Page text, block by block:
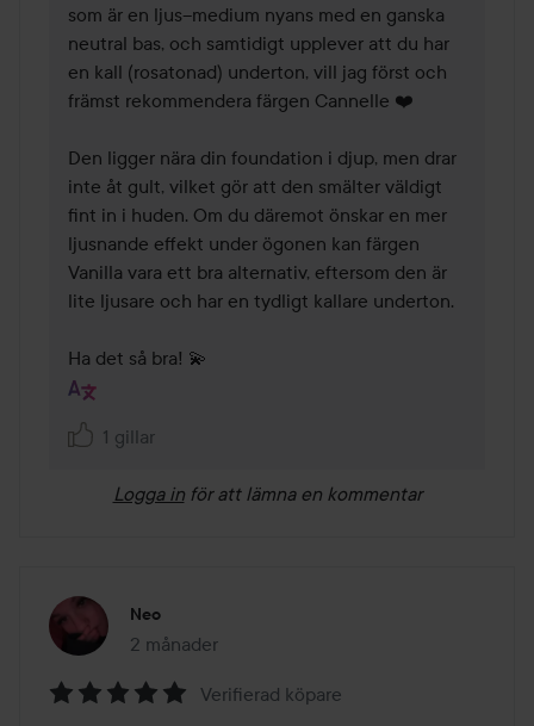
som är en ljus–medium nyans med en ganska
neutral bas, och samtidigt upplever att du har
en kall (rosatonad) underton, vill jag först och
främst rekommendera färgen Cannelle ❤️
Den ligger nära din foundation i djup, men drar
inte åt gult, vilket gör att den smälter väldigt
fint in i huden. Om du däremot önskar en mer
ljusnande effekt under ögonen kan färgen
Vanilla vara ett bra alternativ, eftersom den är
lite ljusare och har en tydligt kallare underton.
Ha det så bra! 💫
1 gillar
Logga in för att lämna en kommentar
Neo
2 månader
Inlägget skapades 2 månader
Verifierad köpare